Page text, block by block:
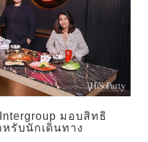
มอบสิทธิ
รับนักเดินทาง